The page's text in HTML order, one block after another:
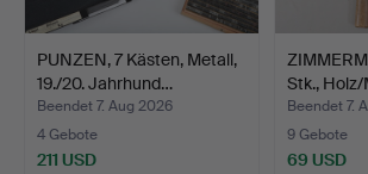
PUNZEN, 7 Kästen, Metall,
19./20. Jahrhund…
Beendet 7. Aug 2026
4 Gebote
211 USD
Stk.,
Beendet 7.
9 Gebote
69 USD